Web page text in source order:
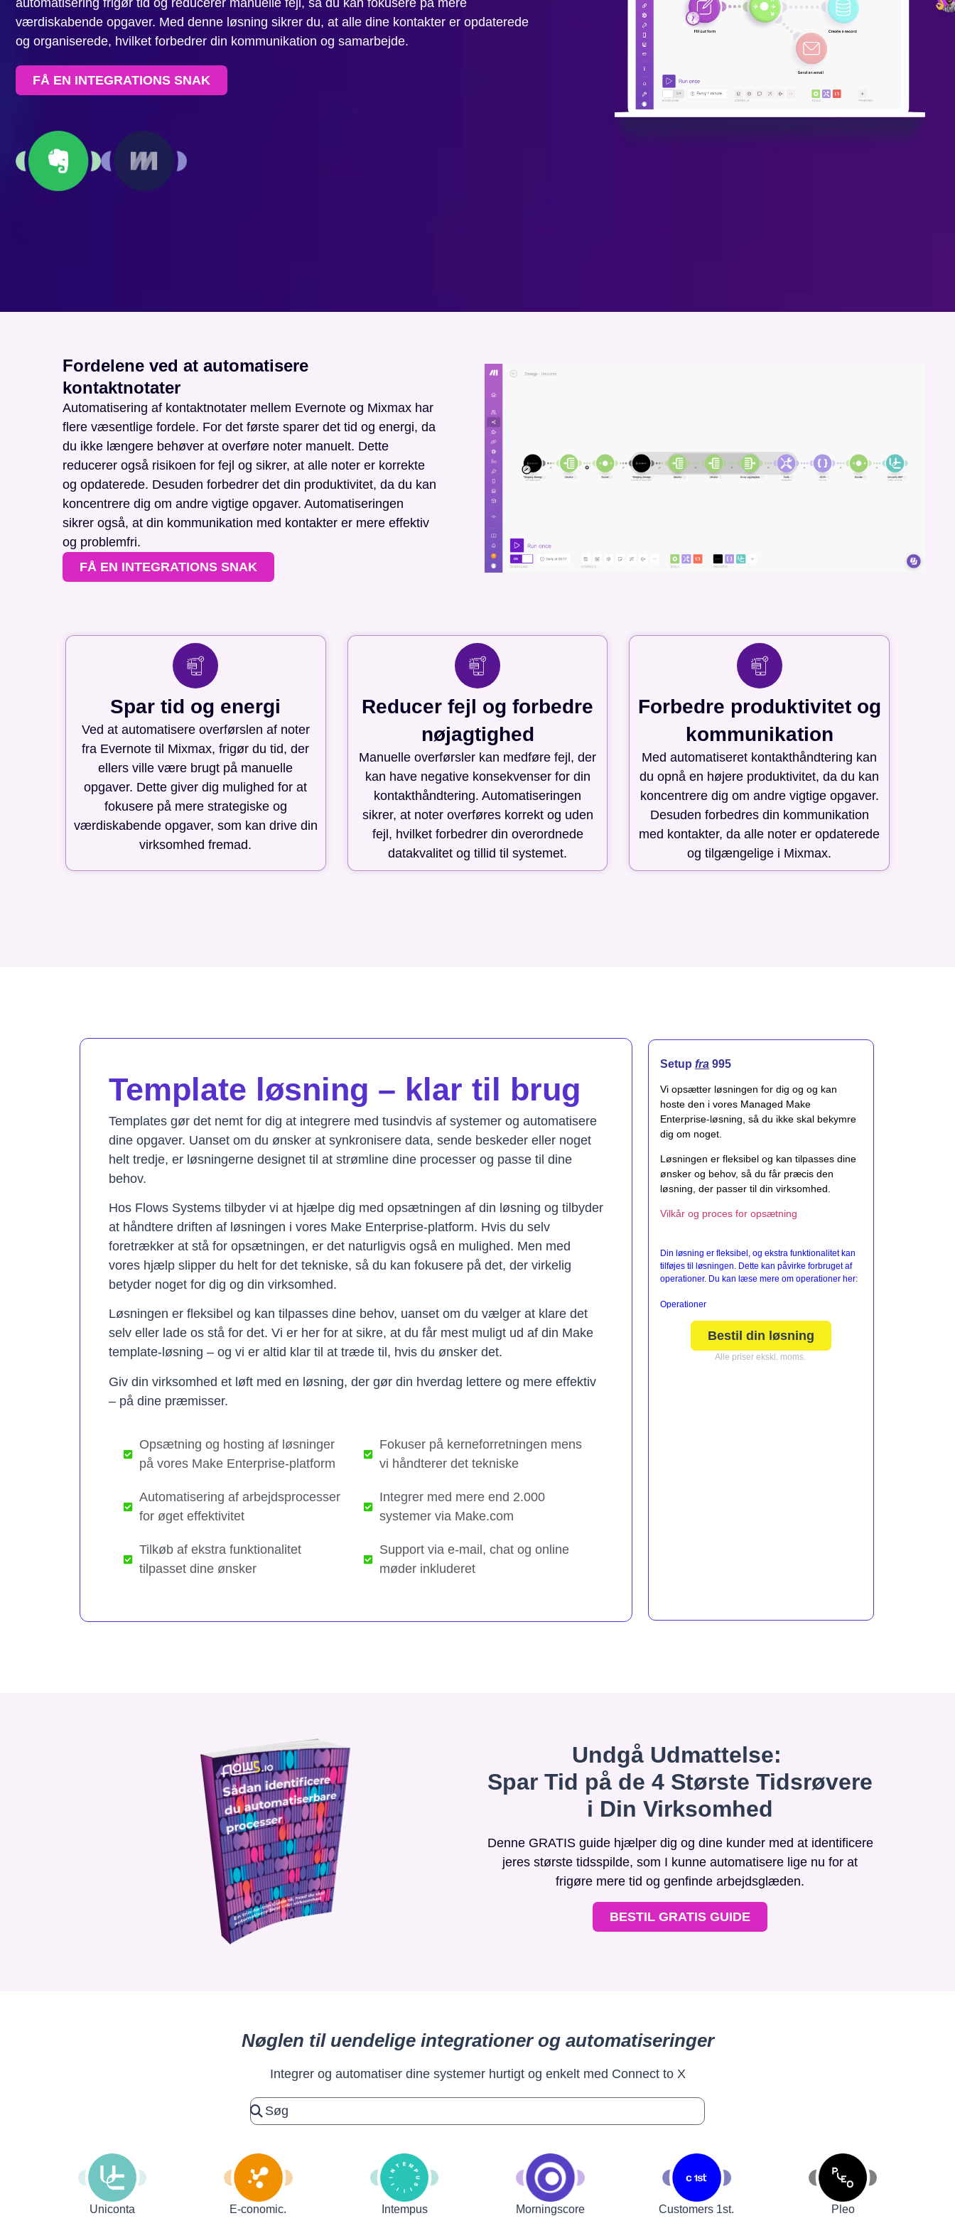
værdiskabende opgaver. Med denne løsning sikrer du, at alle dine kontakter er opdaterede
og organiserede, hvilket forbedrer din kommunikation og samarbejde.
FÅ EN INTEGRATIONS SNAK
Fordelene ved at automatisere
kontaktnotater
Automatisering af kontaktnotater mellem Evernote og Mixmax har
flere væsentlige fordele. For det første sparer det tid og energi, da
du ikke længere behøver at overføre noter manuelt. Dette
reducerer også risikoen for fejl og sikrer, at alle noter er korrekte
og opdaterede. Desuden forbedrer det din produktivitet, da du kan
koncentrere dig om andre vigtige opgaver. Automatiseringen
sikrer også, at din kommunikation med kontakter er mere effektiv
og problemfri.
FÅ EN INTEGRATIONS SNAK
Spar tid og energi
Ved at automatisere overførslen af noter
fra Evernote til Mixmax, frigør du tid, der
ellers ville være brugt på manuelle
opgaver. Dette giver dig mulighed for at
fokusere på mere strategiske og
værdiskabende opgaver, som kan drive din
virksomhed fremad.
Reducer fejl og forbedre
nøjagtighed
Manuelle overførsler kan medføre fejl, der
kan have negative konsekvenser for din
kontakthåndtering. Automatiseringen
sikrer, at noter overføres korrekt og uden
fejl, hvilket forbedrer din overordnede
datakvalitet og tillid til systemet.
Forbedre produktivitet og
kommunikation
Med automatiseret kontakthåndtering kan
du opnå en højere produktivitet, da du kan
koncentrere dig om andre vigtige opgaver.
Desuden forbedres din kommunikation
med kontakter, da alle noter er opdaterede
og tilgængelige i Mixmax.
Template løsning – klar til brug
Templates gør det nemt for dig at integrere med tusindvis af systemer og automatisere
dine opgaver. Uanset om du ønsker at synkronisere data, sende beskeder eller noget
helt tredje, er løsningerne designet til at strømline dine processer og passe til dine
behov.
Hos Flows Systems tilbyder vi at hjælpe dig med opsætningen af din løsning og tilbyder
at håndtere driften af løsningen i vores Make Enterprise-platform. Hvis du selv
foretrækker at stå for opsætningen, er det naturligvis også en mulighed. Men med
vores hjælp slipper du helt for det tekniske, så du kan fokusere på det, der virkelig
betyder noget for dig og din virksomhed.
Løsningen er fleksibel og kan tilpasses dine behov, uanset om du vælger at klare det
selv eller lade os stå for det. Vi er her for at sikre, at du får mest muligt ud af din Make
template-løsning – og vi er altid klar til at træde til, hvis du ønsker det.
Giv din virksomhed et løft med en løsning, der gør din hverdag lettere og mere effektiv
– på dine præmisser.
Opsætning og hosting af løsninger
på vores Make Enterprise-platform
Automatisering af arbejdsprocesser
for øget effektivitet
Tilkøb af ekstra funktionalitet
tilpasset dine ønsker​
Fokuser på kerneforretningen mens
vi håndterer det tekniske​
Integrer med mere end 2.000
systemer via Make.com
Support via e-mail, chat og online
møder inkluderet
Setup fra 995
Vi opsætter løsningen for dig og og kan
hoste den i vores Managed Make
Enterprise-løsning, så du ikke skal bekymre
dig om noget.
Løsningen er fleksibel og kan tilpasses dine
ønsker og behov, så du får præcis den
løsning, der passer til din virksomhed.
Vilkår og proces for opsætning
Din løsning er fleksibel, og ekstra funktionalitet kan
tilføjes til løsningen. Dette kan påvirke forbruget af
operationer. Du kan læse mere om operationer her:
Operationer
Bestil din løsning
Alle priser ekskl. moms.
Undgå Udmattelse:
Spar Tid på de 4 Største Tidsrøvere
i Din Virksomhed
Denne GRATIS guide hjælper dig og dine kunder med at identificere
jeres største tidsspilde, som I kunne automatisere lige nu for at
frigøre mere tid og genfinde arbejdsglæden.
BESTIL GRATIS GUIDE
Nøglen til uendelige integrationer og automatiseringer
Integrer og automatiser dine systemer hurtigt og enkelt med Connect to X
Uniconta E-conomic. Intempus Morningscore Customers 1st. Pleo